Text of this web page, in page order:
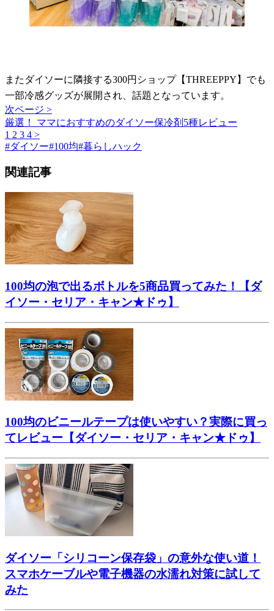
またダイソーに隣接する300円ショップ【THREEPPY】でも
一部冷感グッズが展開され、話題となっています。
次ページ >
厳選！ ママにおすすめのダイソー保冷剤5種レビュー
1 2 3 4 >
#ダイソー#100均#暮らしハック
関連記事
100均の泡で出るボトルを5商品買ってみた！【ダ
イソー・セリア・キャン★ドゥ】
100均のビニールテープは使いやすい？実際に買っ
てレビュー【ダイソー・セリア・キャン★ドゥ】
ダイソー「シリコーン保存袋」の意外な使い道！
スマホケーブルや電子機器の水濡れ対策に試して
みた